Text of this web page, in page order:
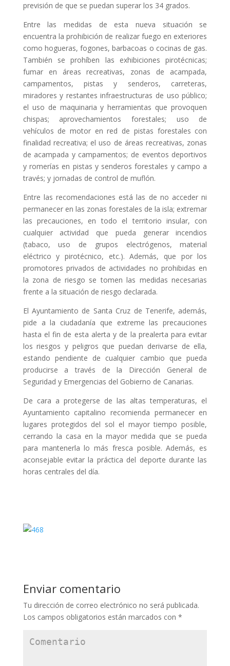
previsión de que se puedan superar los 34 grados.
Entre las medidas de esta nueva situación se
encuentra la prohibición de realizar fuego en exteriores
como hogueras, fogones, barbacoas o cocinas de gas.
También se prohíben las exhibiciones pirotécnicas;
fumar en áreas recreativas, zonas de acampada,
campamentos, pistas y senderos, carreteras,
miradores y restantes infraestructuras de uso público;
el uso de maquinaria y herramientas que provoquen
chispas; aprovechamientos forestales; uso de
vehículos de motor en red de pistas forestales con
finalidad recreativa; el uso de áreas recreativas, zonas
de acampada y campamentos; de eventos deportivos
y romerías en pistas y senderos forestales y campo a
través; y jornadas de control de muflón.
Entre las recomendaciones está las de no acceder ni
permanecer en las zonas forestales de la isla; extremar
las precauciones, en todo el territorio insular, con
cualquier actividad que pueda generar incendios
(tabaco, uso de grupos electrógenos, material
eléctrico y pirotécnico, etc.). Además, que por los
promotores privados de actividades no prohibidas en
la zona de riesgo se tomen las medidas necesarias
frente a la situación de riesgo declarada.
El Ayuntamiento de Santa Cruz de Tenerife, además,
pide a la ciudadanía que extreme las precauciones
hasta el fin de esta alerta y de la prealerta para evitar
los riesgos y peligros que puedan derivarse de ella,
estando pendiente de cualquier cambio que pueda
producirse a través de la Dirección General de
Seguridad y Emergencias del Gobierno de Canarias.
De cara a protegerse de las altas temperaturas, el
Ayuntamiento capitalino recomienda permanecer en
lugares protegidos del sol el mayor tiempo posible,
cerrando la casa en la mayor medida que se pueda
para mantenerla lo más fresca posible. Además, es
aconsejable evitar la práctica del deporte durante las
horas centrales del día.
Enviar comentario
Tu dirección de correo electrónico no será publicada.
Los campos obligatorios están marcados con *